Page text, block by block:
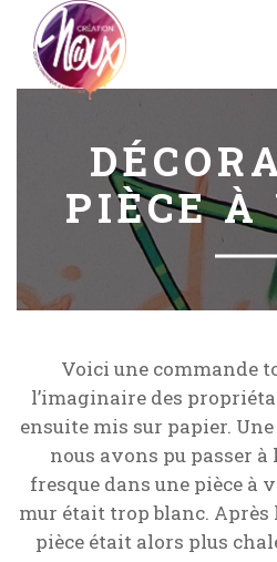
PIÈCE
Voici une commande
l’imaginaire des
ensuite mis sur papier.
nous avons pu passer
fresque dans une pièce à
mur était trop blanc. Après
pièce était alors plus